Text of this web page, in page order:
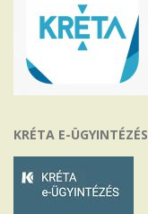
KRÉTA E-ÜGYINTÉZÉS